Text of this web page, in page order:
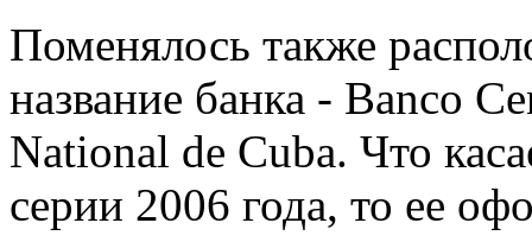
Поменялось также
название банка - Banco
National de Cuba. Что
серии 2006 года, то ее